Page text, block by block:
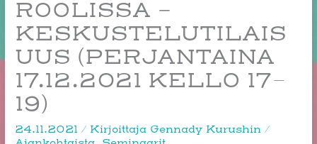
ROOLISSA -
KESKUSTELUTILAIS
UUS (PERJANTAINA
17.12.2021 KELLO 17–
19)
24.11.2021/ Kirjoittaja Gennady Kurushin/